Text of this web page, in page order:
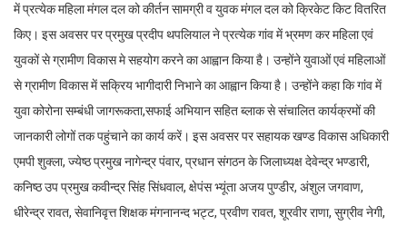
में प्रत्येक महिला मंगल दल को कीर्तन सामग्री व युवक मंगल दल को क्रिकेट किट वितरित
किए। इस अवसर पर प्रमुख प्रदीप थपलियाल ने प्रत्येक गांव में भ्रमण कर महिला एवं
युवकों से ग्रामीण विकास मे सहयोग करने का आह्वान किया है। उन्होंने युवाओं एवं महिलाओं
से ग्रामीण विकास में सक्रिय भागीदारी निभाने का आह्वान किया है। उन्होंने कहा कि गांव में
युवा कोरोना सम्बंधी जागरूकता,सफाई अभियान सहित ब्लाक से संचालित कार्यक्रमों की
जानकारी लोगों तक पहुंचाने का कार्य करें। इस अवसर पर सहायक खण्ड विकास अधिकारी
एमपी शुक्ला, ज्येष्ठ प्रमुख नागेन्द्र पंवार, प्रधान संगठन के जिलाध्यक्ष देवेन्द्र भण्डारी,
कनिष्ठ उप प्रमुख कवीन्द्र सिंह सिंधवाल, क्षेपंस भ्यूंता अजय पुण्डीर, अंशुल जगवाण,
धीरेन्द्र रावत, सेवानिवृत्त शिक्षक मंगनानन्द भट्ट, प्रवीण रावत, शूरवीर राणा, सुग्रीव नेगी,